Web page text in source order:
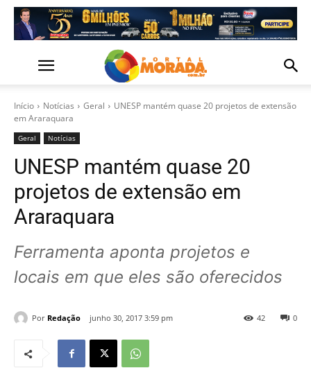
Início Notícias Geral
UNESP mantém quase 20 projetos de extensão
em Araraquara
Geral Notícias
UNESP mantém quase 20
projetos de extensão em
Araraquara
Ferramenta aponta projetos e
locais em que eles são oferecidos
Por Redação junho 30, 2017 3:59 pm 0
42